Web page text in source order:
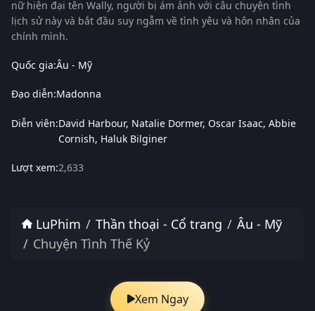
nữ hiện đại tên Wally, người bị ám ảnh với câu chuyện tình
lịch sử này và bắt đầu suy ngẫm về tình yêu và hôn nhân của
chính mình.
Quốc gia:Âu - Mỹ
Đạo diễn:Madonna
Diễn viên:David Harbour Natalie Dormer Oscar Isaac Abbie
Cornish Haluk Bilginer
Lượt xem:2,633
LuPhim Thần thoại - Cổ trang
Âu - Mỹ
Chuyện Tình Thế Kỷ
Xem Ngay